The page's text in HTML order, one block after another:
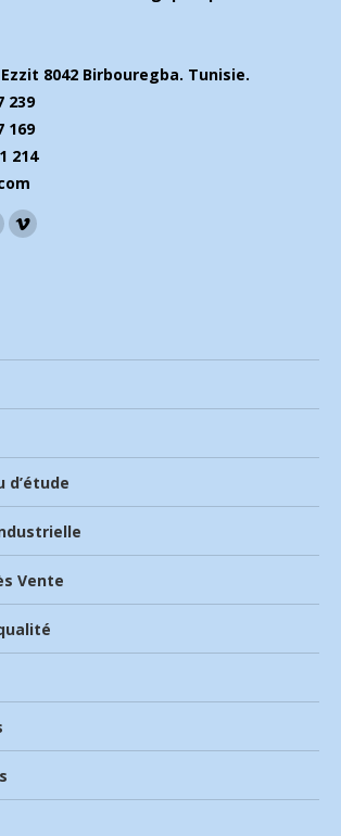
8042 Birbouregba. Tunisie.
239
169
214
:
La
nouvelle
d’étude
Vente